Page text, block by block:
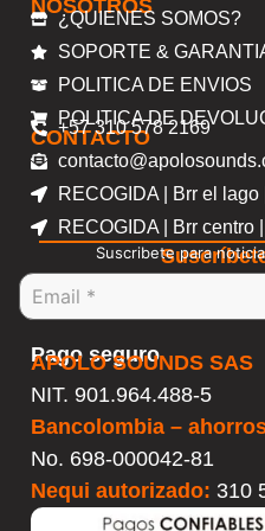
NOSOTROS
¿QUIENES SOMOS?
SOPORTE &
POLITICA DE ENVIOS
POLITICA DE
CONTACTO
+57 310 578 2169
RECOGIDA | Brr el lago
RECOGIDA | Brr centro
Suscribete para
Pago seguro
APOLO SOUNDS SAS
NIT. 901.964.488-5
Bancolombia –
No. 698-000042-81
Nequi autorizado: 310